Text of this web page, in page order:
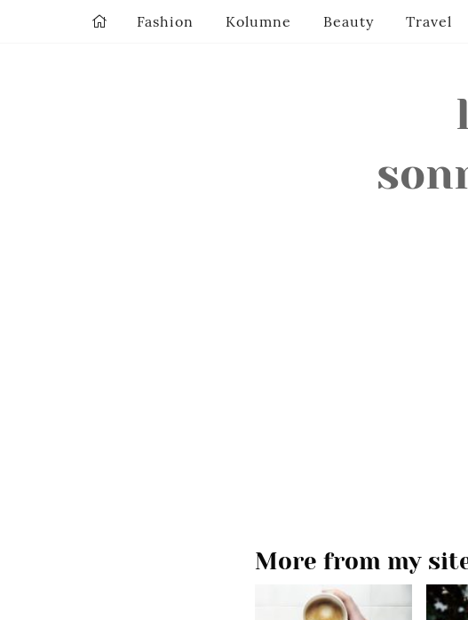
More from my
Fashion Kolumne Beauty Travel